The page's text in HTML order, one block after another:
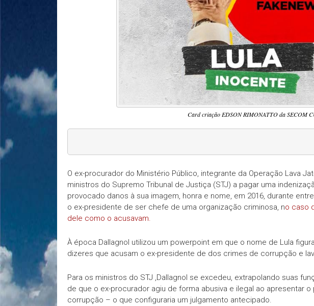
Card criação EDSON RIMONATTO da SECOM
O ex-procurador do Ministério Público, integrante da Operação Lava
ministros do Supremo Tribunal de Justiça (STJ) a pagar uma
provocado danos à sua imagem, honra e nome, em 2016, durante
o ex-presidente de ser chefe de uma organização criminosa, no caso
dele como o acusavam.
À época Dallagnol utilizou um powerpoint em que o nome de Lula
dizeres que acusam o ex-presidente de dos crimes de corrupção e
Para os ministros do STJ ,Dallagnol se excedeu, extrapolando suas
de que o ex-procurador agiu de forma abusiva e ilegal ao apresentar
corrupção – o que configuraria um julgamento antecipado.